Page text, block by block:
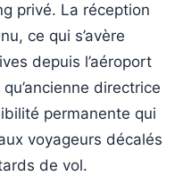
privé. La réception
ce qui s’avère
depuis l’aéroport
directrice
permanente qui
voyageurs décalés
de vol.